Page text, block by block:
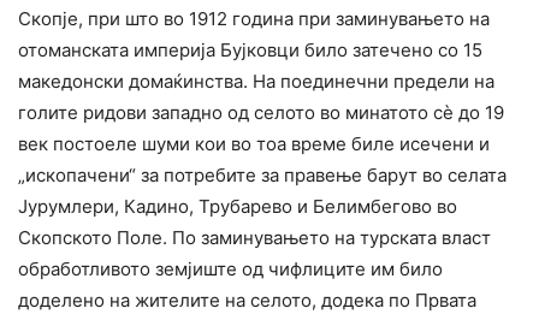
Скопје, при што во 1912 година при заминувањето на
отоманската империја Бујковци било затечено со 15
македонски домаќинства. На поединечни предели на
голите ридови западно од селото во минатото сѐ до 19
век постоеле шуми кои во тоа време биле исечени и
„ископачени“ за потребите за правење барут во селата
Јурумлери, Кадино, Трубарево и Белимбегово во
Скопското Поле. По заминувањето на турската власт
обработливото земјиште од чифлиците им било
доделено на жителите на селото, додека по Првата